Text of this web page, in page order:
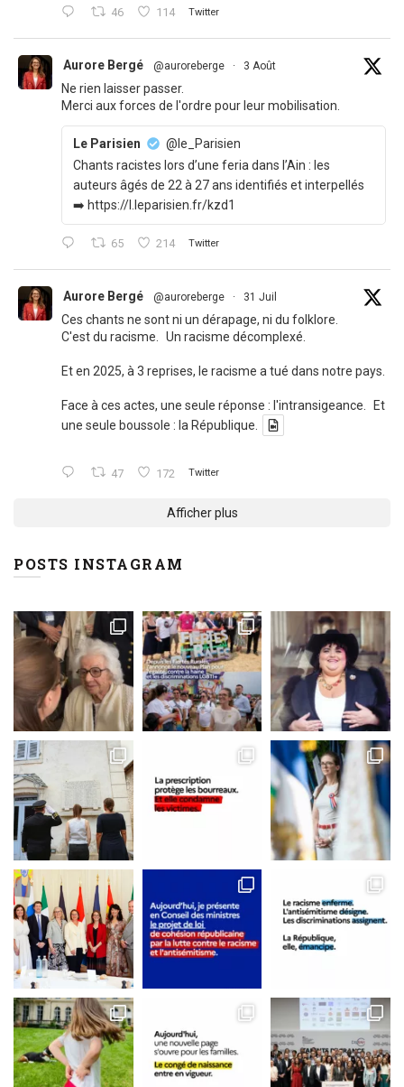
46 114 Twitter
Aurore Bergé @auroreberge · 3 Août
Ne rien laisser passer.
Merci aux forces de l'ordre pour leur mobilisation.
Le Parisien
@le_Parisien
Chants racistes lors d’une feria dans l’Ain : les
auteurs âgés de 22 à 27 ans identifiés et interpellés
➡️ https://l.leparisien.fr/kzd1
65 214 Twitter
Aurore Bergé @auroreberge · 31 Juil
Ces chants ne sont ni un dérapage, ni du folklore.
C'est du racisme. Un racisme décomplexé.
Et en 2025, à 3 reprises, le racisme a tué dans notre pays.
Face à ces actes, une seule réponse : l'intransigeance. Et
une seule boussole : la République.
47 172 Twitter
Afficher plus
POSTS INSTAGRAM